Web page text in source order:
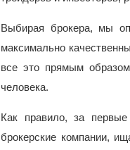
Выбирая брокера, мы
максимально
все это прямым
человека.
Как правило, за
брокерские компании,